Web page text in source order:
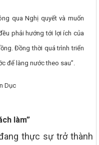
qua Nghị quyết và muốn
phải hướng tới lợi ích của
Đồng thời quá trình triển
để làng nước theo sau”.
Dục
làm”
thực sự trở thành